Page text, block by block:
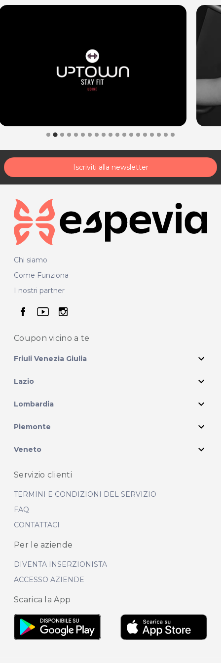
modalità di acquisto scrivi aposta@espevia.it
Iscriviti alla newsletter
Chi siamo
Come Funziona
I nostri partner
seguici su facebook
seguici su youtube
seguici su instagram
Coupon vicino a te
Friuli Venezia Giulia expand_more
Lazio expand_more
Lombardia expand_more
Piemonte expand_more
Veneto expand_more
Servizio clienti
TERMINI E CONDIZIONI DEL SERVIZIO
FAQ
CONTATTACI
Per le aziende
DIVENTA INSERZIONISTA
ACCESSO AZIENDE
Scarica la App